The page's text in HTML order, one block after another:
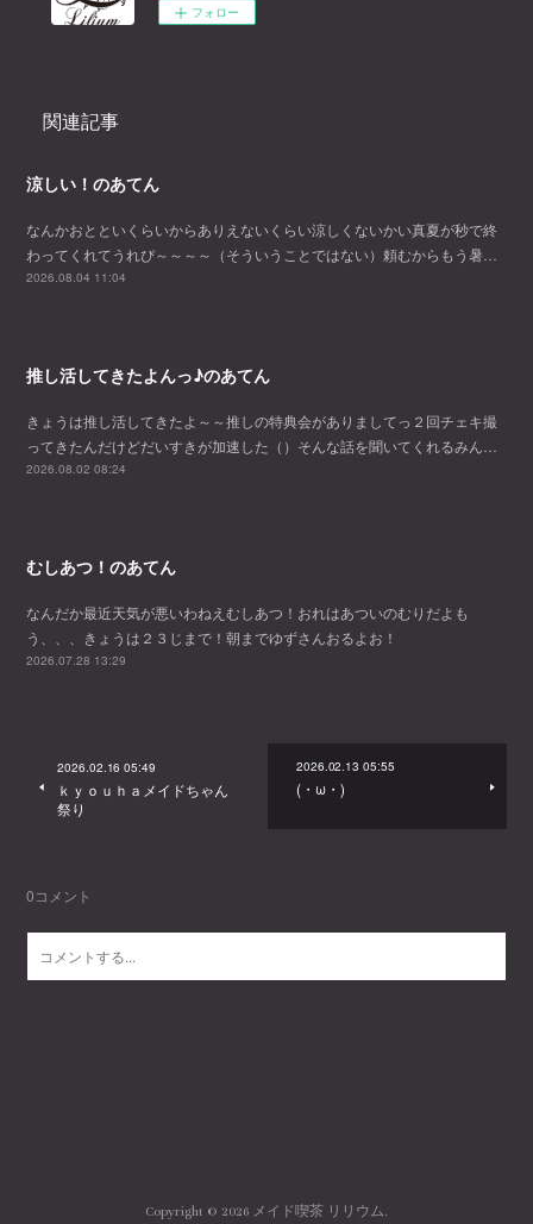
フォロー
関連記事
涼しい！のあてん
なんかおとといくらいからありえないくらい涼しくないかい真夏が秒で終
わってくれてうれぴ～～～～（そういうことではない）頼むからもう暑…
2026.08.04 11:04
推し活してきたよんっ♪のあてん
きょうは推し活してきたよ～～推しの特典会がありましてっ２回チェキ撮
ってきたんだけどだいすきが加速した（）そんな話を聞いてくれるみん…
2026.08.02 08:24
むしあつ！のあてん
なんだか最近天気が悪いわねえむしあつ！おれはあついのむりだよも
う、、、きょうは２３じまで！朝までゆずさんおるよお！
2026.07.28 13:29
2026.02.16 05:49
ｋｙｏｕｈａメイドちゃん
祭り
2026.02.13 05:55
(・ω・)
0コメント
Copyright © 2026 メイド喫茶 リリウム.